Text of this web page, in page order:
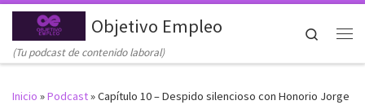
Saltar al contenidoObjetivo Empleo
(Tu podcast de contenido laboral)
Search
Inicio »Podcast»Capítulo 10 – Despido silencioso con Honorio Jorge